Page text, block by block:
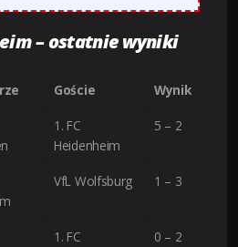
– ostatnie wyniki
Goście Wynik
1. FC
Heidenheim
5 – 2
VfL Wolfsburg 1 – 3
1. FC
0 – 2